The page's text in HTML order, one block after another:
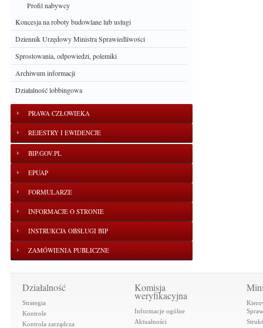
Profil nabywcy
Koncesja na roboty budowlane lub usługi
Dziennik Urzędowy Ministra Sprawiedliwości
Sprostowania, odpowiedzi, polemiki
Archiwum informacji
Działalność lobbingowa
PRAWA CZŁOWIEKA
REJESTRY I EWIDENCJE
BIP.GOV.PL
EPUAP
FORMULARZE
INFORMACJE O STRONIE
INSTRUKCJA OBSŁUGI BIP
ZAMÓWIENIA PUBLICZNE
Działalność
Strategia
Kontrole
Kontrola zarządcza
Komisja
weryfikacyjna
Informacje ogólne
Aktualności